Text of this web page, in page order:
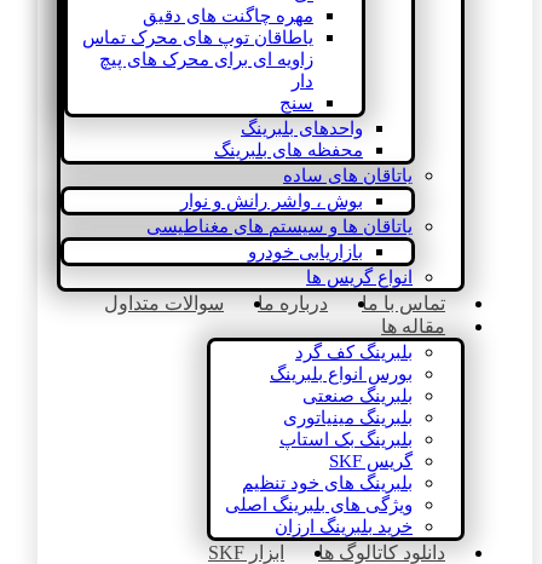
مهره چاگنت های دقیق
یاطاقان توپ های محرک تماس
زاویه ای برای محرک های پیچ
دار
سنج
واحدهای بلبرینگ
محفظه های بلبرینگ
یاتاقان های ساده
بوش ، واشر رانش و نوار
یاتاقان ها و سیستم های مغناطیسی
بازاریابی خودرو
انواع گریس ها
تماس با ما درباره ما
سوالات متداول
مقاله ها
بلبرینگ کف گرد
بورس انواع بلبرینگ
بلبرینگ صنعتی
بلبرینگ مینیاتوری
بلبرینگ بک استاپ
گریس SKF
بلبرینگ های خود تنظیم
ویژگی های بلبرینگ اصلی
خرید بلبرینگ ارزان
دانلود کاتالوگ ها
ابزار SKF